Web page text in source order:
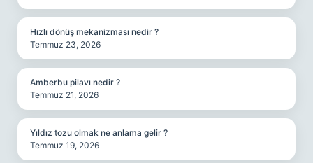
Hızlı dönüş mekanizması nedir ?
Temmuz 23, 2026
Amberbu pilavı nedir ?
Temmuz 21, 2026
Yıldız tozu olmak ne anlama gelir ?
Temmuz 19, 2026